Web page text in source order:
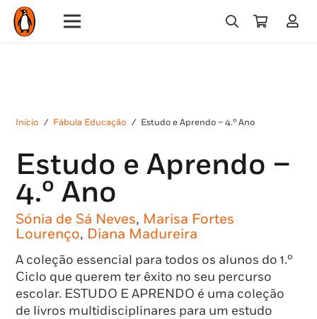
Início / Fábula Educação / Estudo e Aprendo – 4.º Ano
Estudo e Aprendo –
4.º Ano
Sónia de Sá Neves, Marisa Fortes
Lourenço, Diana Madureira
A coleção essencial para todos os alunos do 1.º
Ciclo que querem ter êxito no seu percurso
escolar. ESTUDO E APRENDO é uma coleção
de livros multidisciplinares para um estudo